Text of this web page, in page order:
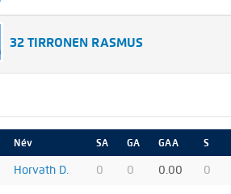
32 TIRRONEN RASMUS
Név SA GA GAA S
Horvath D. 0 0 0.00 0